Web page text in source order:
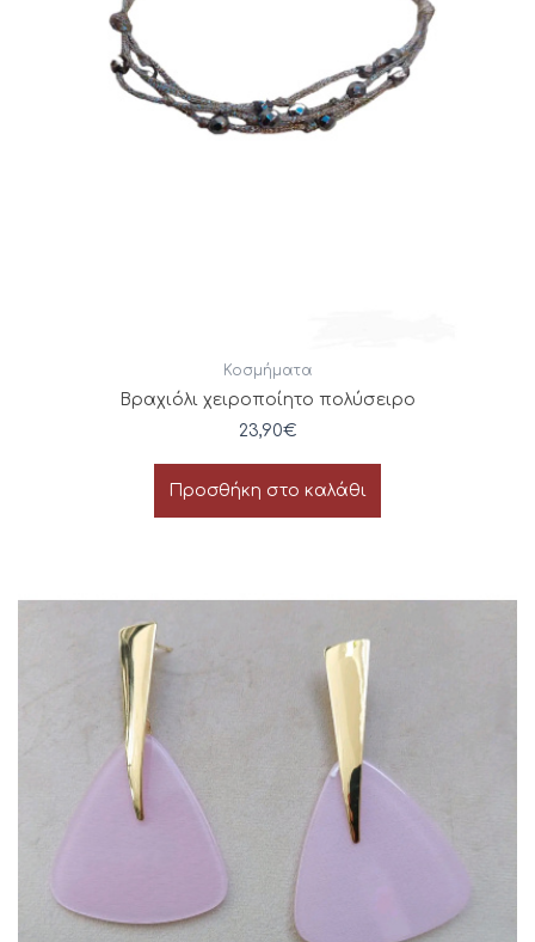
Κοσμήματα
Βραχιόλι χειροποίητο πολύσειρο
23,90€
Προσθήκη στο καλάθι